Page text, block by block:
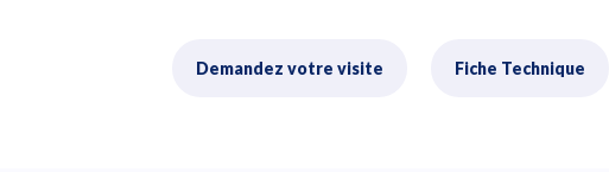
Demandez votre visite Fiche Technique